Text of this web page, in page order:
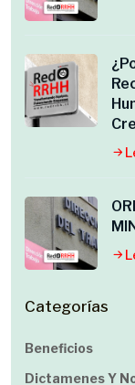
Categorías
Beneficios
Dictamenes Y